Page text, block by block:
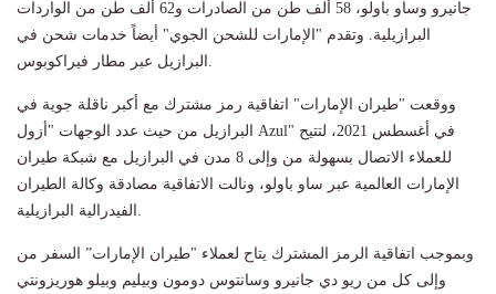
جانيرو وساو باولو، 58 ألف طن من الصادرات و62 ألف طن من الواردات
البرازيلية. وتقدم "الإمارات للشحن الجوي" أيضاً خدمات شحن في
البرازيل عبر مطار فيراكوبوس.
ووقعت "طيران الإمارات" اتفاقية رمز مشترك مع أكبر ناقلة جوية في
البرازيل من حيث عدد الوجهات "أزول Azul" في أغسطس 2021، لتتيح
للعملاء الاتصال بسهولة من وإلى 8 مدن في البرازيل مع شبكة طيران
الإمارات العالمية عبر ساو باولو، ونالت الاتفاقية مصادقة وكالة الطيران
الفيدرالية البرازيلية.
وبموجب اتفاقية الرمز المشترك يتاح لعملاء "طيران الإمارات” السفر من
وإلى كل من ريو دي جانيرو وسانتوس دومون وبيليم وبيلو هوريزونتي